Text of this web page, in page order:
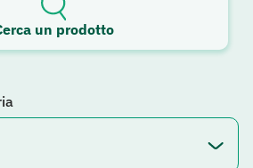
un prodotto